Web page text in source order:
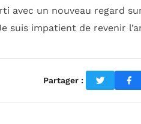
avec un nouveau regard
suis impatient de revenir
Partager :